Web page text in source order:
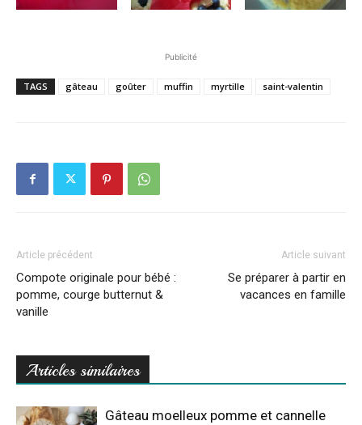
Publicité
TAGS gâteau goûter muffin myrtille saint-valentin
Article précédent
Compote originale pour bébé :
pomme, courge butternut &
vanille
Article suivant
Se préparer à partir en
vacances en famille
Articles similaires
Gâteau moelleux pomme et cannelle